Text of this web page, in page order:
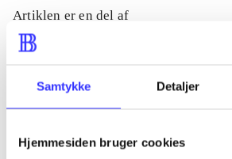
Samtykke Detaljer
Hjemmesiden bruger cookies
Artiklen er en del af
Artiklerne i handler ofte om